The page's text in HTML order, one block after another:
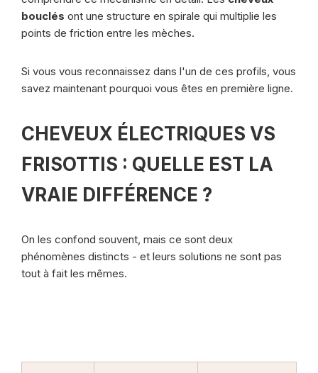
bouclés ont une structure en spirale qui multiplie les
points de friction entre les mèches.
Si vous vous reconnaissez dans l'un de ces profils, vous
savez maintenant pourquoi vous êtes en première ligne.
CHEVEUX ÉLECTRIQUES VS
FRISOTTIS : QUELLE EST LA
VRAIE DIFFÉRENCE ?
On les confond souvent, mais ce sont deux
phénomènes distincts - et leurs solutions ne sont pas
tout à fait les mêmes.